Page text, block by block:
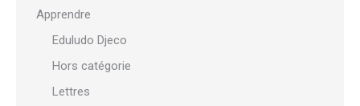
Apprendre
Eduludo Djeco
Hors catégorie
Lettres